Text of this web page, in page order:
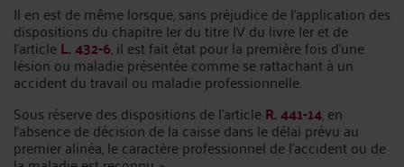
Il en est de même lorsque, sans préjudice de l'application des
dispositions du chapitre Ier du titre IV du livre Ier et de
l'articleL. 432-6, il est fait état pour la première fois d'une
lésion ou maladie présentée comme se rattachant à un
accident du travail ou maladie professionnelle.
Sous réserve des dispositions de l'articleR. 441-14, en
l'absence de décision de la caisse dans le délai prévu au
premier alinéa, le caractère professionnel de l'accident ou de